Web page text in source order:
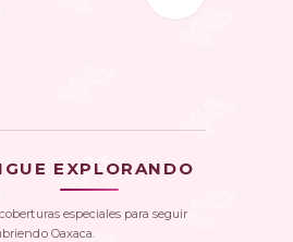
EXPLORANDO
especiales para seguir
Oaxaca.